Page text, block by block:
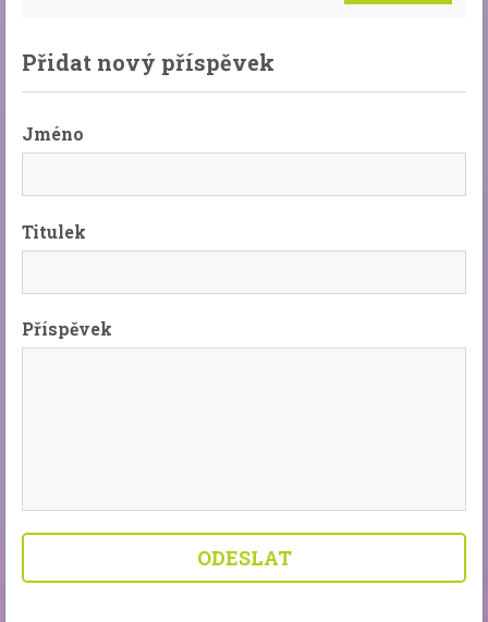
Přidat nový příspěvek
Jméno
Titulek
Příspěvek